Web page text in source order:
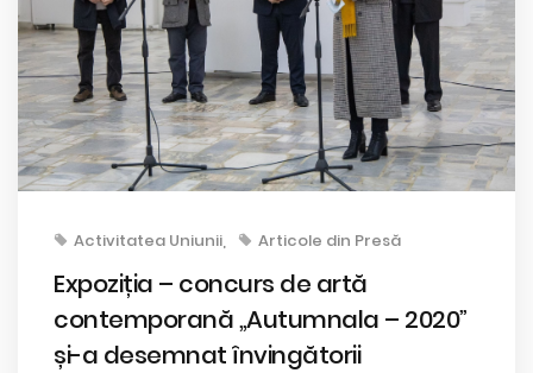
Activitatea Uniunii Articole din Presă
Expoziția – concurs de artă
contemporană „Autumnala – 2020”
și-a desemnat învingătorii